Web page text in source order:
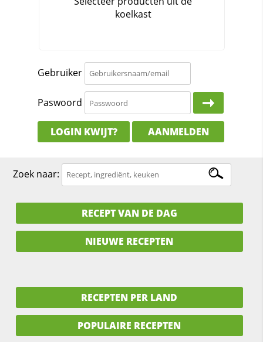
Gebruiker
Paswoord
LOGIN KWIJT? AANMELDEN
Zoek naar:
RECEPT VAN DE DAG
NIEUWE RECEPTEN
RECEPTEN PER LAND
POPULAIRE RECEPTEN